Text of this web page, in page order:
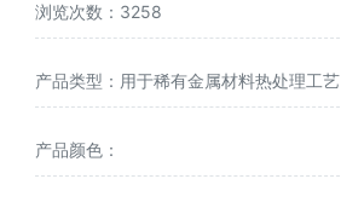
浏览次数：3258
产品类型：用于稀有金属材料热处理工艺
产品颜色：